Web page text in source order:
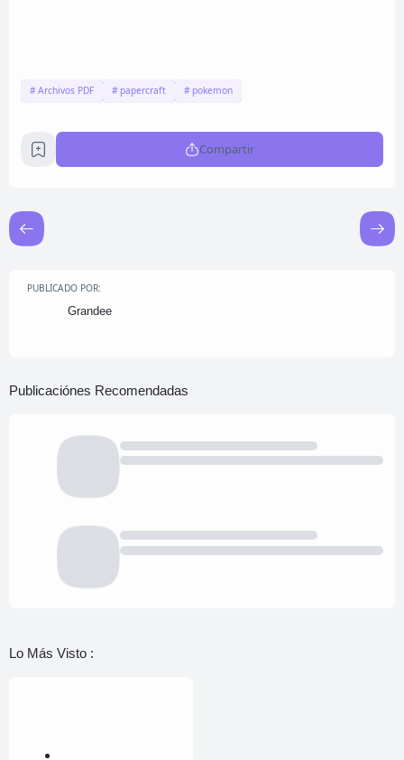
Archivos PDF papercraft pokemon
Compartir
PUBLICADO POR:
Grandee
Publicaciónes Recomendadas
Lo Más Visto :